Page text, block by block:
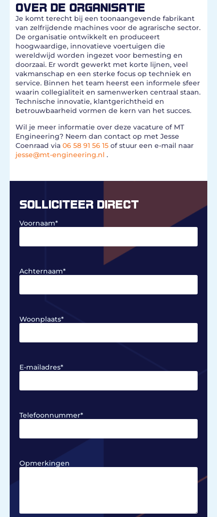
OVER DE ORGANISATIE
Je komt terecht bij een toonaangevende fabrikant
van zelfrijdende machines voor de agrarische sector.
De organisatie ontwikkelt en produceert
hoogwaardige, innovatieve voertuigen die
wereldwijd worden ingezet voor bemesting en
doorzaai. Er wordt gewerkt met korte lijnen, veel
vakmanschap en een sterke focus op techniek en
service. Binnen het team heerst een informele sfeer
waarin collegialiteit en samenwerken centraal staan.
Technische innovatie, klantgerichtheid en
betrouwbaarheid vormen de kern van het succes.
Wil je meer informatie over deze vacature of MT
Engineering? Neem dan contact op met Jesse
Coenraad via 06 58 91 56 15 of stuur een e-mail naar
jesse@mt-engineering.nl .
SOLLICITEER DIRECT
Voornaam*
Achternaam*
Woonplaats*
E-mailadres*
Telefoonnummer*
Opmerkingen